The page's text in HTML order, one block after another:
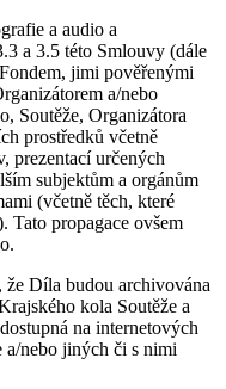
a audio a
a 3.5 této Smlouvy (dále
jimi pověřenými
a/nebo
Soutěže, Organizátora
prostředků včetně
prezentací určených
subjektům a orgánům
(včetně těch, které
Tato propagace ovšem
že Díla budou archivována
kola Soutěže a
na internetových
a/nebo jiných či s nimi